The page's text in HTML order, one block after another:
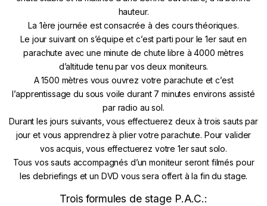
hauteur.
La 1ère journée est consacrée à des cours théoriques.
Le jour suivant on s’équipe et c’est parti pour le 1er saut en
parachute avec une minute de chute libre à 4000 mètres
d’altitude tenu par vos deux moniteurs.
A 1500 mètres vous ouvrez votre parachute et c’est
l’apprentissage du sous voile durant 7 minutes environs assisté
par radio au sol.
Durant les jours suivants, vous effectuerez deux à trois sauts par
jour et vous apprendrez à plier votre parachute. Pour valider
vos acquis, vous effectuerez votre 1er saut solo.
Tous vos sauts accompagnés d’un moniteur seront filmés pour
les debriefings et un DVD vous sera offert à la fin du stage.
Trois formules de stage P.A.C.: